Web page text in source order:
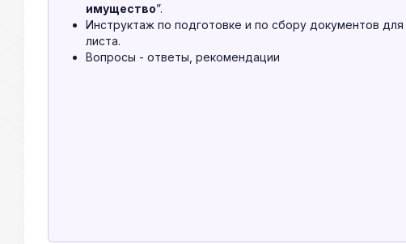
имущество”.
Инструктаж по подготовке и по сбору документов для
листа.
Вопросы - ответы, рекомендации